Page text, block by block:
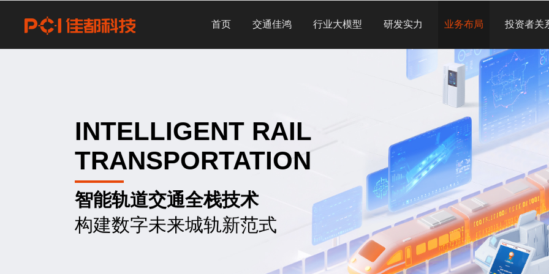
首页 交通佳鸿 行业大模型 研发实力 业务布局 投资者关
INTELLIGENT RAIL
TRANSPORTATION
智能轨道交通全栈技术
构建数字未来城轨新范式